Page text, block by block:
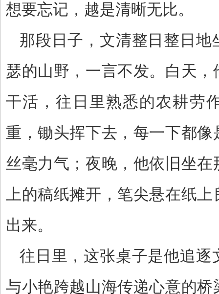
想要忘记，越是清晰无比。
那段日子，文清整日整日地
瑟的山野，一言不发。白天
干活，往日里熟悉的农耕劳
重，锄头挥下去，每一下都
丝毫力气；夜晚，他依旧坐
上的稿纸摊开，笔尖悬在纸
出来。
往日里，这张桌子是他追逐
与小艳跨越山海传递心意的